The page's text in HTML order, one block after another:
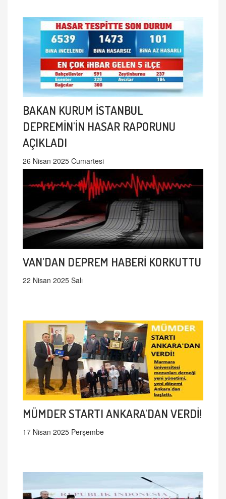
BAKAN KURUM İSTANBUL
DEPREMİN'İN HASAR RAPORUNU
AÇIKLADI
26 Nisan 2025 Cumartesi
VAN'DAN DEPREM HABERİ KORKUTTU
22 Nisan 2025 Salı
MÜMDER STARTI ANKARA'DAN VERDİ!
17 Nisan 2025 Perşembe